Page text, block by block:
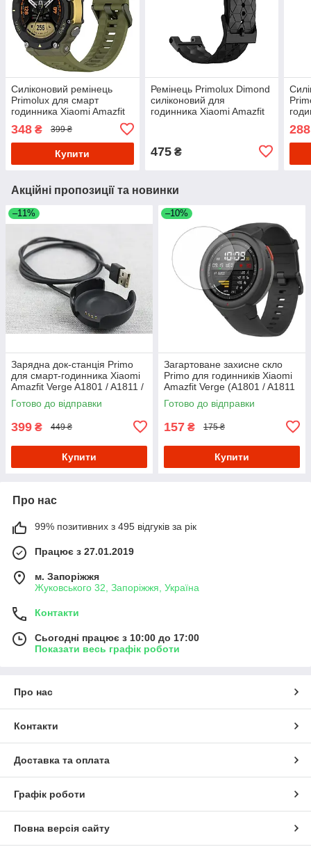
Силіконовий ремінець
Primolux для смарт
годинника Xiaomi Amazfit
T-Rex 2 (A2169 / A2170) -
Dirty Green
348 ₴ 399 ₴
Купити
Ремінець Primolux Dimond
силіконовий для
годинника Xiaomi Amazfit
475₴
288
Акційні пропозиції та новинки
–11%
Зарядна док-станція Primo
для смарт-годинника Xiaomi
Amazfit Verge A1801 / A1811 /
A1818
Готово до відправки
399 ₴ 449 ₴
Купити
–10%
Загартоване захисне скло
Primo для годинників Xiaomi
Amazfit Verge (A1801 / A1811
/ A1818)
Готово до відправки
157 ₴ 175 ₴
Купити
Про нас
99% позитивних з 495 відгуків за рік
Працює з 27.01.2019
м. Запоріжжя
Жуковського 32, Запоріжжя, Україна
Контакти
Сьогодні працює з 10:00 до 17:00
Показати весь графік роботи
Про нас
Контакти
Доставка та оплата
Графік роботи
Повна версія сайту